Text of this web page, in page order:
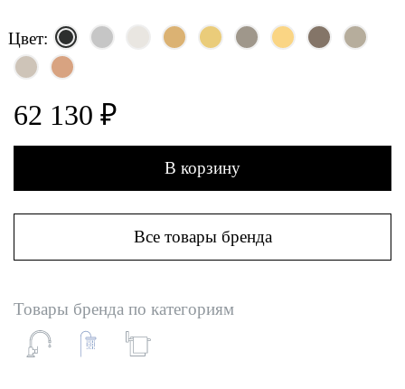
Цвет:
62 130 ₽
В корзину
Все товары бренда
Товары бренда по категориям